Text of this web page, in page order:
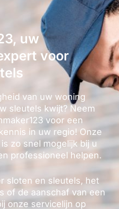
uw
voor
van uw woning
sleutels kwijt? Neem
voor een
in uw regio! Onze
zo snel mogelijk bij u
professioneel helpen.
sloten en sleutels, het
of de aanschaf van een
onze servicelijn op